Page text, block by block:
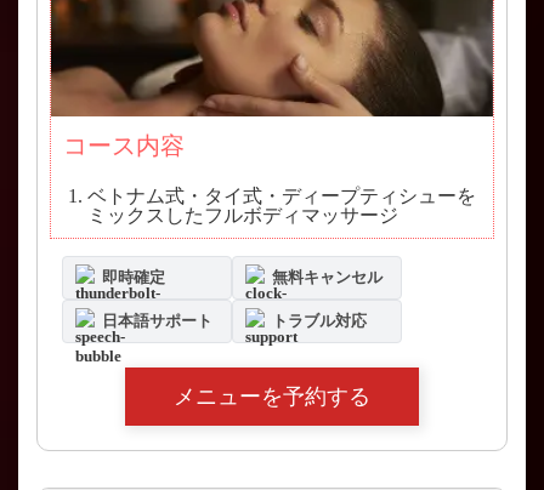
コース内容
ベトナム式・タイ式・ディープティシューを
ミックスしたフルボディマッサージ
即時確定 無料キャンセル
日本語サポート トラブル対応
メニューを予約する